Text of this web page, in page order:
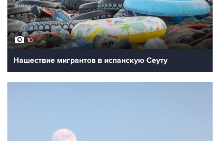
10
Нашествие мигрантов в испанскую Сеуту